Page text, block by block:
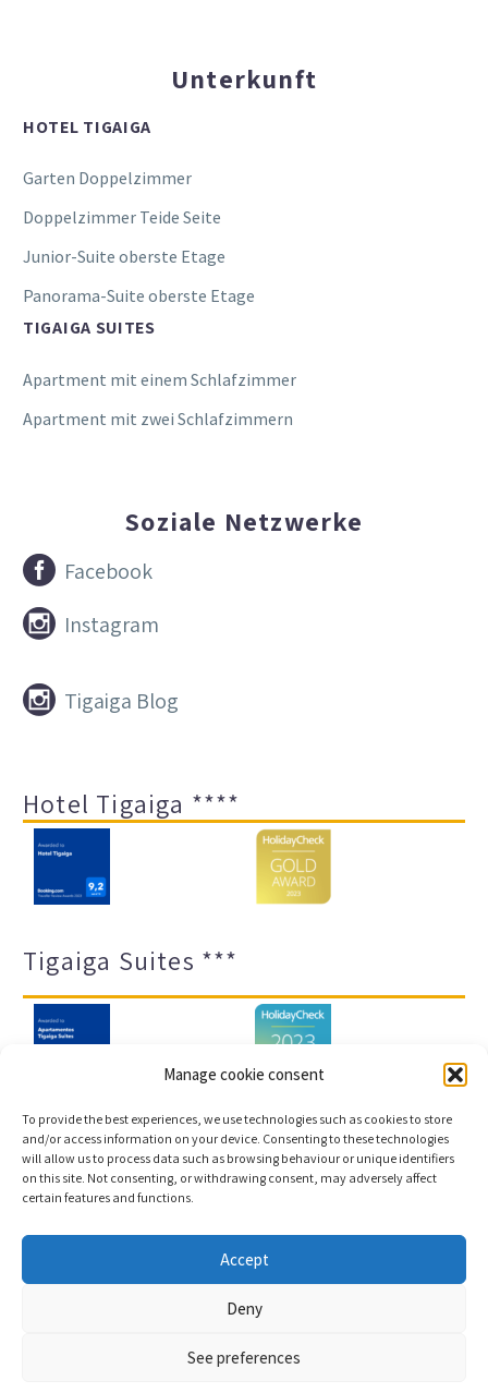
Manage cookie consent
To provide the best experiences, we use technologies such as cookies to store
and/or access information on your device. Consenting to these technologies
will allow us to process data such as browsing behaviour or unique identifiers
on this site. Not consenting, or withdrawing consent, may adversely affect
certain features and functions.
Accept
Deny
See preferences
Unterkunft
HOTEL TIGAIGA
Garten Doppelzimmer
Doppelzimmer Teide Seite
Junior-Suite oberste Etage
Panorama-Suite oberste Etage
TIGAIGA SUITES
Apartment mit einem Schlafzimmer
Apartment mit zwei Schlafzimmern
Soziale Netzwerke

 Facebook

 Instagram

 Tigaiga Blog
Hotel Tigaiga ****
Tigaiga Suites ***
Impressum und Datenschutz
Transparenz-Portal
Cookies
Copyright © 2023 |